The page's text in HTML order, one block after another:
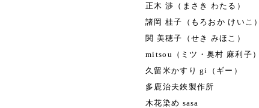
正木 渉（まさき わたる）
諸岡 桂子（もろおか けいこ）
関 美穂子（せき みほこ）
mitsou（ミツ・奥村 麻利子）
久留米かすり gi（ギー）
多鹿治夫鋏製作所
木花染め sasa